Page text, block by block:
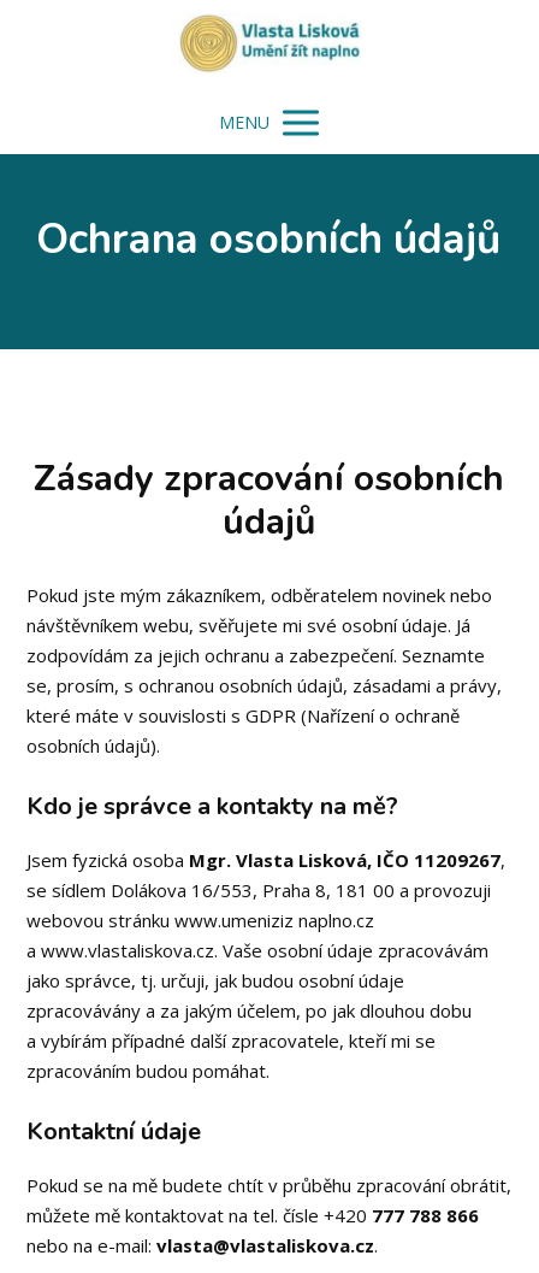
MENU
Ochrana osobních údajů
Zásady zpracování osobních
údajů
Pokud jste mým zákazníkem, odběratelem novinek nebo
návštěvníkem webu, svěřujete mi své osobní údaje. Já
zodpovídám za jejich ochranu a zabezpečení. Seznamte
se, prosím, s ochranou osobních údajů, zásadami a právy,
které máte v souvislosti s GDPR (Nařízení o ochraně
osobních údajů).
Kdo je správce a kontakty na mě?
Jsem fyzická osoba Mgr. Vlasta Lisková, IČO 11209267,
se sídlem Dolákova 16/553, Praha 8, 181 00 a provozuji
webovou stránku www.umeniziz naplno.cz
a www.vlastaliskova.cz. Vaše osobní údaje zpracovávám
jako správce, tj. určuji, jak budou osobní údaje
zpracovávány a za jakým účelem, po jak dlouhou dobu
a vybírám případné další zpracovatele, kteří mi se
zpracováním budou pomáhat.
Kontaktní údaje
Pokud se na mě budete chtít v průběhu zpracování obrátit,
můžete mě kontaktovat na tel. čísle +420 777 788 866
nebo na e-mail:vlasta@vlastaliskova.cz.